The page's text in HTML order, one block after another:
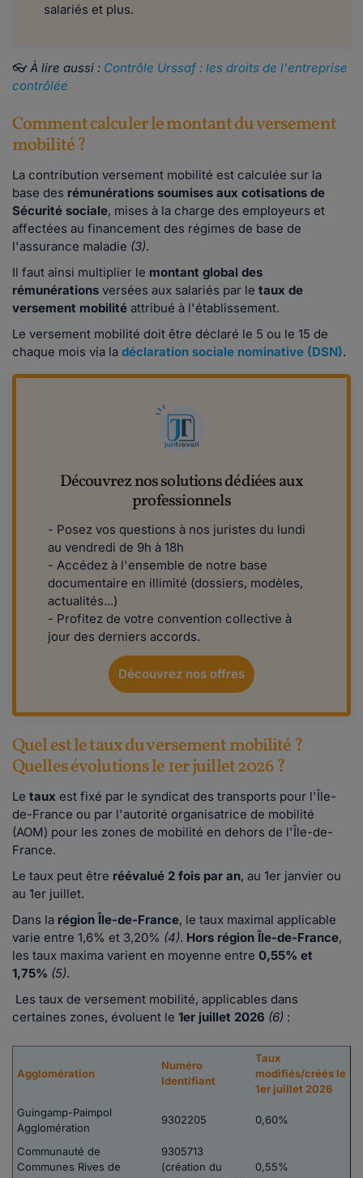
salariés et plus.
👓 À lire aussi : Contrôle Urssaf : les droits de l'entreprise
contrôlée
Comment calculer le montant du versement
mobilité ?
La contribution versement mobilité est calculée sur la
base des rémunérations soumises aux cotisations de
Sécurité sociale, mises à la charge des employeurs et
affectées au financement des régimes de base de
l'assurance maladie (3).
Il faut ainsi multiplier le montant global des
rémunérations versées aux salariés par le taux de
versement mobilité attribué à l'établissement.
Le versement mobilité doit être déclaré le 5 ou le 15 de
chaque mois via la déclaration sociale nominative (DSN).
Découvrez nos solutions dédiées aux
professionnels
- Posez vos questions à nos juristes du lundi
au vendredi de 9h à 18h
- Accédez à l'ensemble de notre base
documentaire en illimité (dossiers, modèles,
actualités...)
- Profitez de votre convention collective à
jour des derniers accords.
Découvrez nos offres
Quel est le taux du versement mobilité ?
Quelles évolutions le 1er juillet 2026 ?
Le taux est fixé par le syndicat des transports pour l'Île-
de-France ou par l'autorité organisatrice de mobilité
(AOM) pour les zones de mobilité en dehors de l'Île-de-
France.
Le taux peut être réévalué 2 fois par an, au 1er janvier ou
au 1er juillet.
Dans la région Île-de-France, le taux maximal applicable
varie entre 1,6% et 3,20% (4). Hors région Île-de-France,
les taux maxima varient en moyenne entre 0,55% et
1,75% (5).
Les taux de versement mobilité, applicables dans
certaines zones, évoluent le 1er juillet 2026 (6) :
Agglomération
Numéro
Identifiant
Taux
modifiés/créés le
1er juillet 2026
Guingamp-Paimpol
Agglomération
9302205 0,60%
Communauté de
Communes Rives de
9305713
(création du
0,55%